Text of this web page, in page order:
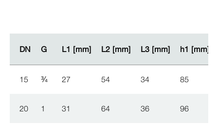
DN G L1 [mm] L2 [mm] L3 [mm] h1 [mm]
DN G L1 [mm] L2 [mm] L3 [mm] h1 [mm]
15 ¾ 27 54 34 85
20 1 31 64 36 96